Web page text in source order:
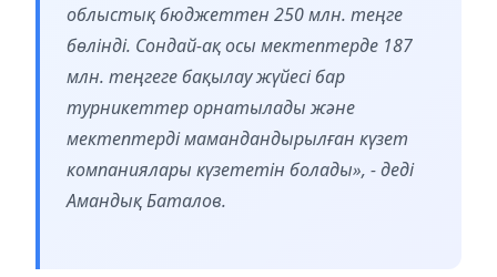
облыстық бюджеттен 250 млн. теңге
бөлінді. Сондай-ақ осы мектептерде 187
млн. теңгеге бақылау жүйесі бар
турникеттер орнатылады және
мектептерді мамандандырылған күзет
компаниялары күзететін болады», - деді
Амандық Баталов.